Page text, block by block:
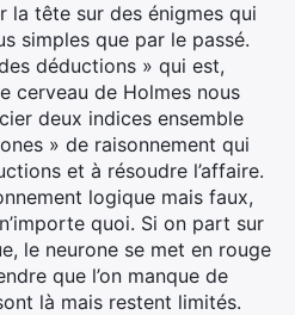
la tête sur des énigmes qui
simples que par le passé.
déductions » qui est,
cerveau de Holmes nous
deux indices ensemble
» de raisonnement qui
et à résoudre l’affaire.
logique mais faux,
quoi. Si on part sur
le neurone se met en rouge
que l’on manque de
là mais restent limités.